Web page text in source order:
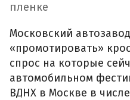
пленке
Московский
«промотировать»
спрос на которые
автомобильном
ВДНХ в Москве в